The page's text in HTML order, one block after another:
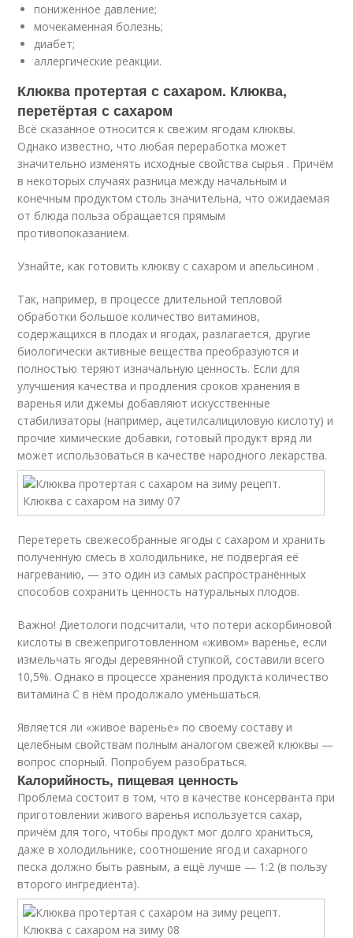
пониженное давление;
мочекаменная болезнь;
диабет;
аллергические реакции.
Клюква протертая с сахаром. Клюква,
перетёртая с сахаром
Всё сказанное относится к свежим ягодам клюквы.
Однако известно, что любая переработка может
значительно изменять исходные свойства сырья . Причём
в некоторых случаях разница между начальным и
конечным продуктом столь значительна, что ожидаемая
от блюда польза обращается прямым
противопоказанием.
Узнайте, как готовить клюкву с сахаром и апельсином .
Так, например, в процессе длительной тепловой
обработки большое количество витаминов,
содержащихся в плодах и ягодах, разлагается, другие
биологически активные вещества преобразуются и
полностью теряют изначальную ценность. Если для
улучшения качества и продления сроков хранения в
варенья или джемы добавляют искусственные
стабилизаторы (например, ацетилсалициловую кислоту) и
прочие химические добавки, готовый продукт вряд ли
может использоваться в качестве народного лекарства.
Перетереть свежесобранные ягоды с сахаром и хранить
полученную смесь в холодильнике, не подвергая её
нагреванию, — это один из самых распространённых
способов сохранить ценность натуральных плодов.
Важно! Диетологи подсчитали, что потери аскорбиновой
кислоты в свежеприготовленном «живом» варенье, если
измельчать ягоды деревянной ступкой, составили всего
10,5%. Однако в процессе хранения продукта количество
витамина С в нём продолжало уменьшаться.
Является ли «живое варенье» по своему составу и
целебным свойствам полным аналогом свежей клюквы —
вопрос спорный. Попробуем разобраться.
Калорийность, пищевая ценность
Проблема состоит в том, что в качестве консерванта при
приготовлении живого варенья используется сахар,
причём для того, чтобы продукт мог долго храниться,
даже в холодильнике, соотношение ягод и сахарного
песка должно быть равным, а ещё лучше — 1:2 (в пользу
второго ингредиента).